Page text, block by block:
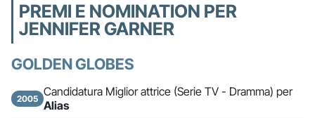
PREMI E NOMINATION PER
JENNIFER GARNER
GOLDEN GLOBES
2005 Candidatura Miglior attrice (Serie TV - Dramma) per
Alias